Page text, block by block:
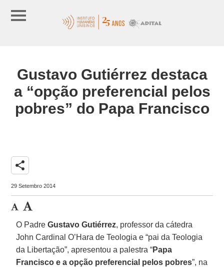
Gustavo Gutiérrez destaca
a “opção preferencial pelos
pobres” do Papa Francisco
share
29 Setembro 2014
O PadreGustavo Gutiérrez, professor da cátedra
John Cardinal O’Hara de Teologia e “pai da Teologia
da Libertação”, apresentou a palestra “Papa
Francisco e a opção preferencial pelos pobres”, na